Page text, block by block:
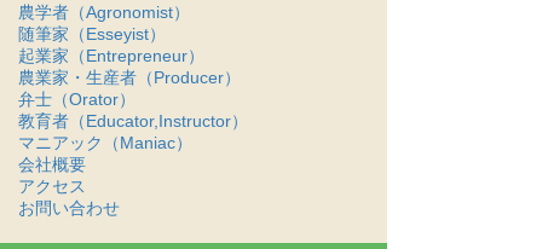
農学者（Agronomist）
随筆家（Esseyist）
起業家（Entrepreneur）
農業家・生産者（Producer）
弁士（Orator）
教育者（Educator,Instructor）
マニアック（Maniac）
会社概要
アクセス
お問い合わせ